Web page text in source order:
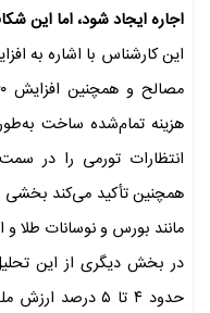
اجاره ایجاد شود، اما این
این کارشناس با اشاره به
هزینه تمام‌شده ساخت
انتظارات تورمی را در
همچنین تأکید می‌کند بخشی
مانند بورس و نوسانات طلا
در بخش دیگری از این
حدود ۴ تا ۵ درصد